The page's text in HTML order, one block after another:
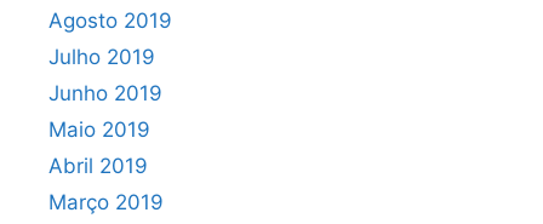
Agosto 2019
Julho 2019
Junho 2019
Maio 2019
Abril 2019
Março 2019